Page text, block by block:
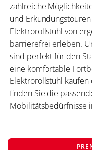
zahlreiche
und
Elektrorollstuhl von
barrierefrei erleben.
sind perfekt für den
eine komfortable
Elektrorollstuhl
finden Sie die
Mobilitätsbedürfnisse